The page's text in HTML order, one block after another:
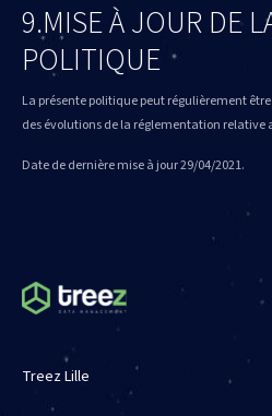
9.MISE À JOUR DE
POLITIQUE
La présente politique peut régulièrement
des évolutions de la réglementation relative
Date de dernière mise à jour 29/04/2021.
Treez Lille